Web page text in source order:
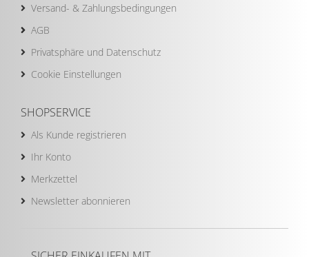
Versand- & Zahlungsbedingungen
AGB
Privatsphäre und Datenschutz
Cookie Einstellungen
SHOPSERVICE
Als Kunde registrieren
Ihr Konto
Merkzettel
Newsletter abonnieren